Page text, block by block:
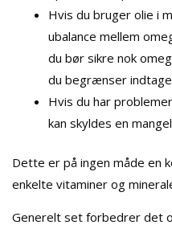
Hvis du bruger olie i
ubalance mellem
du bør sikre nok
du begrænser
Hvis du har
kan skyldes en
Dette er på ingen måde en
enkelte vitaminer og
Generelt set forbedrer det